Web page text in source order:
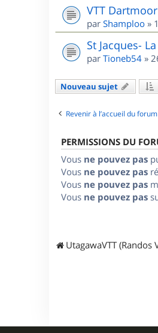
VTT
par Shamploo »
St Jacques-
par Tioneb54 »
Nouveau sujet
Revenir à l’accueil du forum
PERMISSIONS DU
Vous ne pouvez pas
Vous ne pouvez pas
Vous ne pouvez pas
Vous ne pouvez pas
UtagawaVTT (Randos